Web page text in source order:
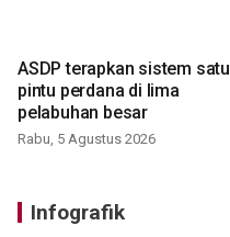
ASDP terapkan sistem satu
pintu perdana di lima
pelabuhan besar
Rabu, 5 Agustus 2026
Infografik